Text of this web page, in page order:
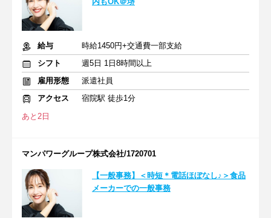
給与
時給1450円+交通費一部支給
シフト
週5日 1日8時間以上
雇用形態
派遣社員
アクセス
宿院駅 徒歩1分
あと2日
マンパワーグループ株式会社/1720701
【一般事務】＜時短＊電話ほぼなし♪＞食品
メーカーでの一般事務